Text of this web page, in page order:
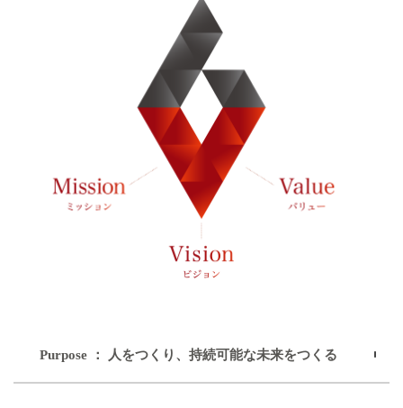
Purpose ： 人をつくり、持続可能な未来をつくる